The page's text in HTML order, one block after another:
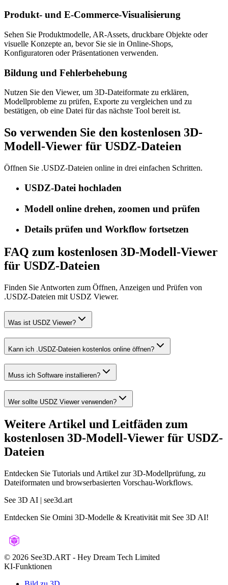
Produkt- und E-Commerce-Visualisierung
Sehen Sie Produktmodelle, AR-Assets, druckbare Objekte oder
visuelle Konzepte an, bevor Sie sie in Online-Shops,
Konfiguratoren oder Präsentationen verwenden.
Bildung und Fehlerbehebung
Nutzen Sie den Viewer, um 3D-Dateiformate zu erklären,
Modellprobleme zu prüfen, Exporte zu vergleichen und zu
bestätigen, ob eine Datei für das nächste Tool bereit ist.
So verwenden Sie den kostenlosen 3D-
Modell-Viewer für USDZ-Dateien
Öffnen Sie .USDZ-Dateien online in drei einfachen Schritten.
USDZ-Datei hochladen
Modell online drehen, zoomen und prüfen
Details prüfen und Workflow fortsetzen
FAQ zum kostenlosen 3D-Modell-Viewer
für USDZ-Dateien
Finden Sie Antworten zum Öffnen, Anzeigen und Prüfen von
.USDZ-Dateien mit USDZ Viewer.
Was ist USDZ Viewer?
Kann ich .USDZ-Dateien kostenlos online öffnen?
Muss ich Software installieren?
Wer sollte USDZ Viewer verwenden?
Weitere Artikel und Leitfäden zum
kostenlosen 3D-Modell-Viewer für USDZ-
Dateien
Entdecken Sie Tutorials und Artikel zur 3D-Modellprüfung, zu
Dateiformaten und browserbasierten Vorschau-Workflows.
See 3D AI | see3d.art
Entdecken Sie Omini 3D-Modelle & Kreativität mit See 3D AI!
©️ 2026 See3D.ART - Hey Dream Tech Limited
KI-Funktionen